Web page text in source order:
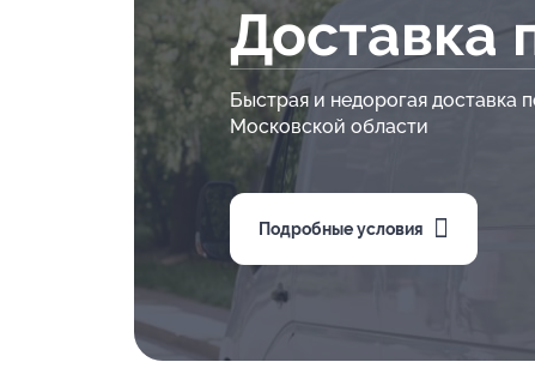
Доставка
Быстрая и недорогая доставка
Московской области
Подробные условия